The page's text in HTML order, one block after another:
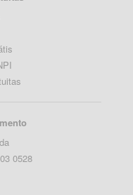
0528